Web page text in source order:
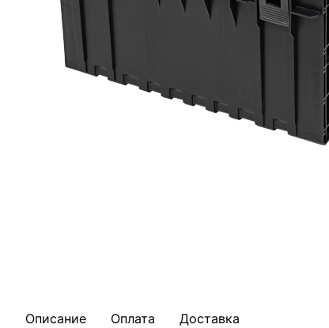
Описание Оплата Доставка